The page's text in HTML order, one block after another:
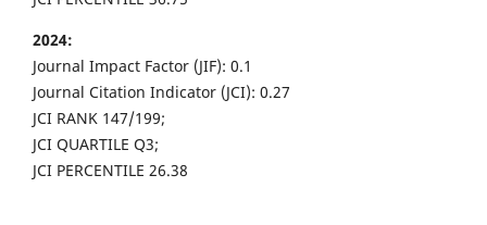
2024:
Journal Impact Factor (JIF): 0.1
Journal Citation Indicator (JCI): 0.27
JCI RANK 147/199;
JCI QUARTILE Q3;
JCI PERCENTILE 26.38